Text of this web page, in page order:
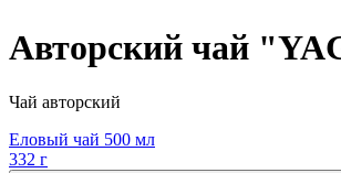
Авторский чай
Чай авторский
Еловый чай 500 мл
332 г